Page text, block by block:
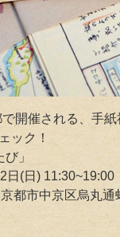
開催される、手
ック！
」
日(日) 11:30~19:00
都市中京区烏丸通